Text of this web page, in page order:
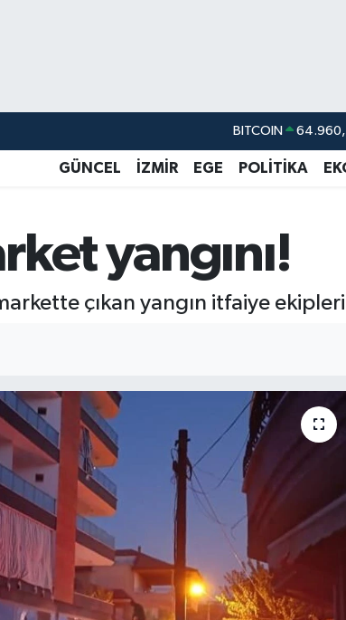
DOLAR
EURO
GRAM ALTIN
BİST100
GÜNCEL İZMİR EGE POLİTİKA
yangını!
çıkan yangın itfaiye